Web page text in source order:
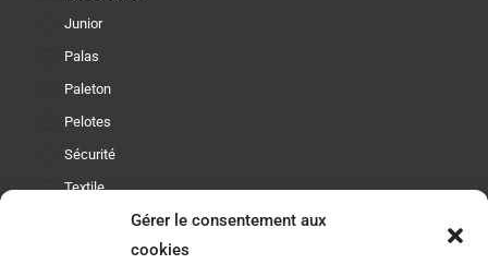
Gérer le consentement aux
cookies
Junior
Palas
Paleton
Pelotes
Sécurité
Textile
Etre Informé